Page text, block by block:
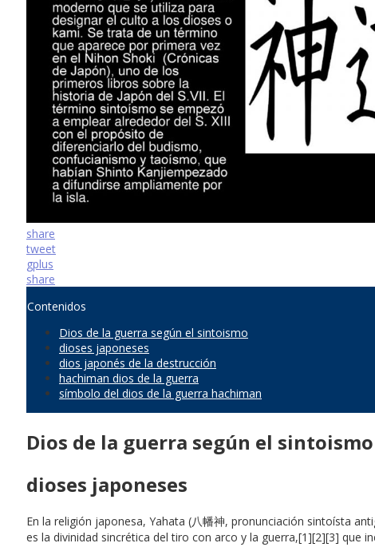
share
tweet
gplus
share
Contenidos
Dios de la guerra según el sintoismo
dioses japoneses
dios japonés de la destrucción
hachiman dios de la guerra
símbolo del dios de la guerra hachiman
Dios de la guerra según el sintoismo
dioses japoneses
En la religión japonesa, Yahata (八幡神, pronunciación sintoísta
es la divinidad sincrética del tiro con arco y la guerra,[1][2][3]